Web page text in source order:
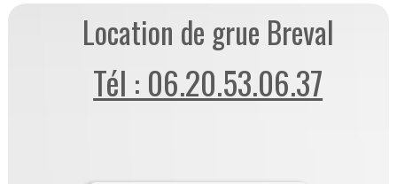
Location de grue Breval
Tél : 06.20.53.06.37